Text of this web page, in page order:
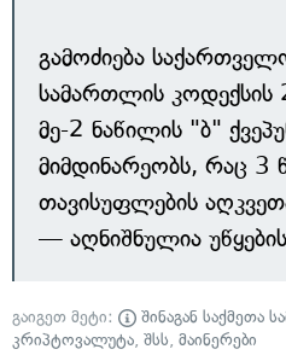
გამოძიება
სამართლის კოდექსის
მე-2 ნაწილის "ბ"
მიმდინარეობს, რაც 3
თავისუფლების
— აღნიშნულია
გაიგეთ მეტი: შინაგან საქმეთა
კრიპტოვალუტა, შსს, მაინერები